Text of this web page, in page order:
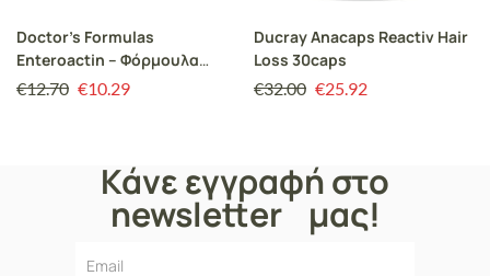
Doctor’s Formulas
Enteroactin – Φόρμουλα
Προβιοτικών 15 κάψουλες
€12.70 €10.29
Ducray Anacaps Reactiv Hair
Loss 30caps
€32.00 €25.92
Κάνε εγγραφή στο
newsletter μας!